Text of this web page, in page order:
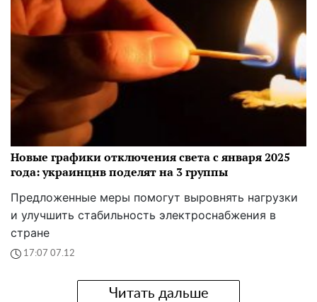
Новые графики отключения света с января 2025
года: украинцнв поделят на 3 группы
Предложенные меры помогут выровнять нагрузки
и улучшить стабильность электроснабжения в
стране
17:07 07.12
Читать дальше